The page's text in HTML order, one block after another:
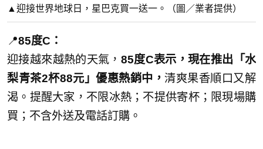
▲迎接世界地球日，星巴克買一送一。（圖／業者提供）
📍85度C：
迎接越來越熱的天氣， 85度C表示，現在推出「水
梨青茶2杯88元」優惠熱銷中，清爽果香順口又解
渴。提醒大家，不限冰熱；不提供寄杯；限現場購
買；不含外送及電話訂購。